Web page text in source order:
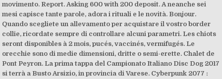
movimento. Report. Asking 600 with 200 deposit. A neanche sei
mesi capisce tante parole, adora i rituali e le novità. Bonjour.
Quando scegliete un allevamento per acquistare il vostro border
collie, ricordate sempre di controllare alcuni parametri. Les chiots
seront disponibles à 2 mois, pucés, vaccinés, vermifugés. Le
orecchie sono di medie dimensioni, dritte o semi-erette. Chalet de
Pont Peyron. La prima tappa del Campionato Italiano Disc Dog 2017
si terrà a Busto Arsizio, in provincia di Varese. Cyberpunk 2077 :